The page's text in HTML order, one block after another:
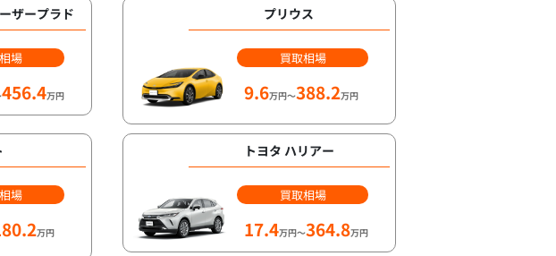
ザープラド
場
456.4万円
プリウス
買取相場
9.6万円～388.2万円
場
万円
トヨタ ハリアー
買取相場
17.4万円～364.8万円